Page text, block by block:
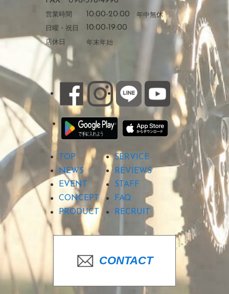
営業時間 10:00-20:00 年中無休
日曜・祝日
10:00-19:00
店休日 年末年始
TOP
SERVICE
NEWS
REVIEWS
EVENT
STAFF
CONCEPT
FAQ
PRODUCT
RECRUIT
CONTACT